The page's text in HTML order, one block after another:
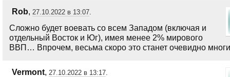
Rob, 27.10.2022 в 13:07.
Сложно будет воевать со всем Западом (включая и
отдельный Восток и Юг), имея менее 2% мирового
ВВП… Впрочем, весьма скоро это станет очевидно
Vermont, 27.10.2022 в 13:17.